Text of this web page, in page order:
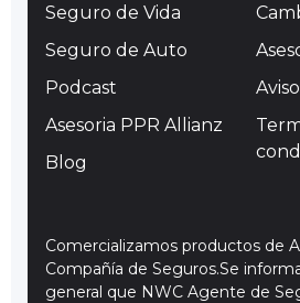
Seguro de Vida
Seguro de Auto
Podcast
Asesoria PPR Allianz
Blog
Comercializamos productos de
Compañía de Seguros.Se
general que NWC Agente de